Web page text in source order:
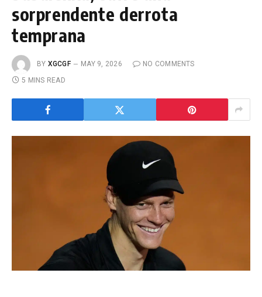
sorprendente derrota
temprana
BY XGCGF MAY 9, 2026
NO COMMENTS
5 MINS READ